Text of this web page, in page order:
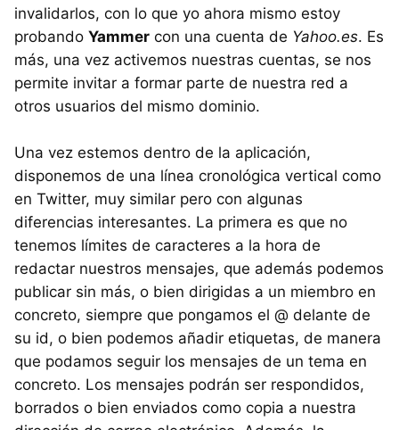
invalidarlos, con lo que yo ahora mismo estoy
probando Yammer con una cuenta de Yahoo.es. Es
más, una vez activemos nuestras cuentas, se nos
permite invitar a formar parte de nuestra red a
otros usuarios del mismo dominio.
Una vez estemos dentro de la aplicación,
disponemos de una línea cronológica vertical como
en Twitter, muy similar pero con algunas
diferencias interesantes. La primera es que no
tenemos límites de caracteres a la hora de
redactar nuestros mensajes, que además podemos
publicar sin más, o bien dirigidas a un miembro en
concreto, siempre que pongamos el @ delante de
su id, o bien podemos añadir etiquetas, de manera
que podamos seguir los mensajes de un tema en
concreto. Los mensajes podrán ser respondidos,
borrados o bien enviados como copia a nuestra